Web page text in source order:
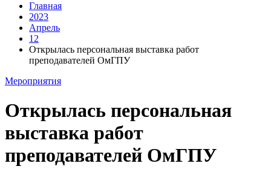
Главная
2023
Апрель
12
Открылась персональная выставка работ
преподавателей ОмГПУ
Мероприятия
Открылась персональная
выставка работ
преподавателей ОмГПУ